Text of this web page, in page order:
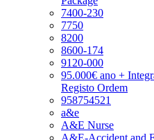
7400-230
7750
8200
8600-174
9120-000
95.000€ ano +
Registo Ordem
958754521
a&e
A&E Nurse
A&E-Accident and